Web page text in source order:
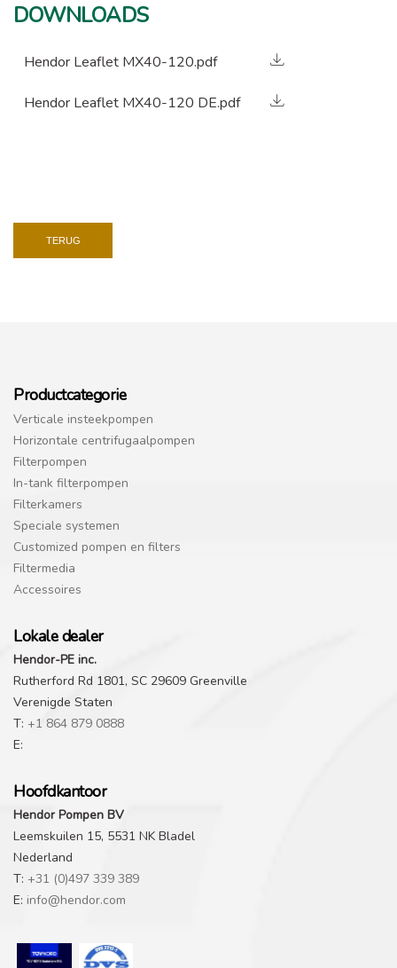
DOWNLOADS
Hendor Leaflet MX40-120.pdf
Hendor Leaflet MX40-120 DE.pdf
TERUG
Productcategorie
Verticale insteekpompen
Horizontale centrifugaalpompen
Filterpompen
In-tank filterpompen
Filterkamers
Speciale systemen
Customized pompen en filters
Filtermedia
Accessoires
Lokale dealer
Hendor-PE inc.
Rutherford Rd 1801, SC 29609 Greenville
Verenigde Staten
T: +1 864 879 0888
E:
Hoofdkantoor
Hendor Pompen BV
Leemskuilen 15, 5531 NK Bladel
Nederland
T: +31 (0)497 339 389
E: info@hendor.com